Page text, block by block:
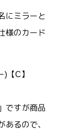
にミラーと
様のカード
【C】
ですが商品
るので、